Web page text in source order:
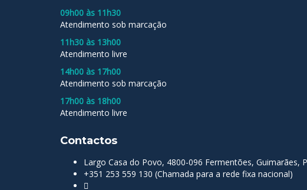
09h00 às 11h30
Atendimento sob marcação
11h30 às 13h00
Atendimento livre
14h00 às 17h00
Atendimento sob marcação
17h00 às 18h00
Atendimento livre
Contactos
Largo Casa do Povo, 4800-096 Fermentões, Guimarães,
+351 253 559 130 (Chamada para a rede fixa nacional)